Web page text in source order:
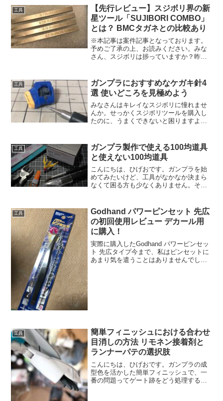
間でした。当時エアブラシは1つしか所有
していなかったので、新しいエ...
工具
【先行レビュー】スジボリ界の新
星ツール「SUJIBORI COMBO」
とは？ BMCタガネとの比較あり
※本記事は案件記事となっております。
予めご了承の上、お読みください。みな
さん、スジボリは捗っていますか？昨今
しょう。私もその内の1人です。そこで、
スジボリツールを色々探し...
工具
ガンプラにおすすめなケガキ針4
選 使いどころを見極めよう
みなさんはキレイなスジボリに憧れませ
んか。せっかくスジボリツールを購入し
たのに、うまくできないと困りますよ
す。そこで本記事では、ガンプラに使え
るおすすめなケガキ針を紹介します。
工具
ガンプラ製作で使える100均道具
と使えない100均道具
こんにちは、ひげおです。ガンプラを始
めてみたいけど、工具がなかなか決まら
なくて困る方も少なくありません。そこ
ンプラ始めてみたいけど、続くかよくわ
からないから道具は安...
工具
Godhand パワーピンセット 先広
の初回使用レビュー デカール用
に購入！
実際に購入したGodhand パワーピンセッ
ト 先広タイプ今まで、私はピンセットに
あまり気を遣うことはありませんでし
工具
簡単フィニッシュにおける合わせ
目消しの方法 リモネン接着剤と
ランナーパテの選択肢
こんにちは、ひげおです。ガンプラの成
型色を活かした簡単フィニッシュで、一
番の問題ってゲート跡をどう処理する